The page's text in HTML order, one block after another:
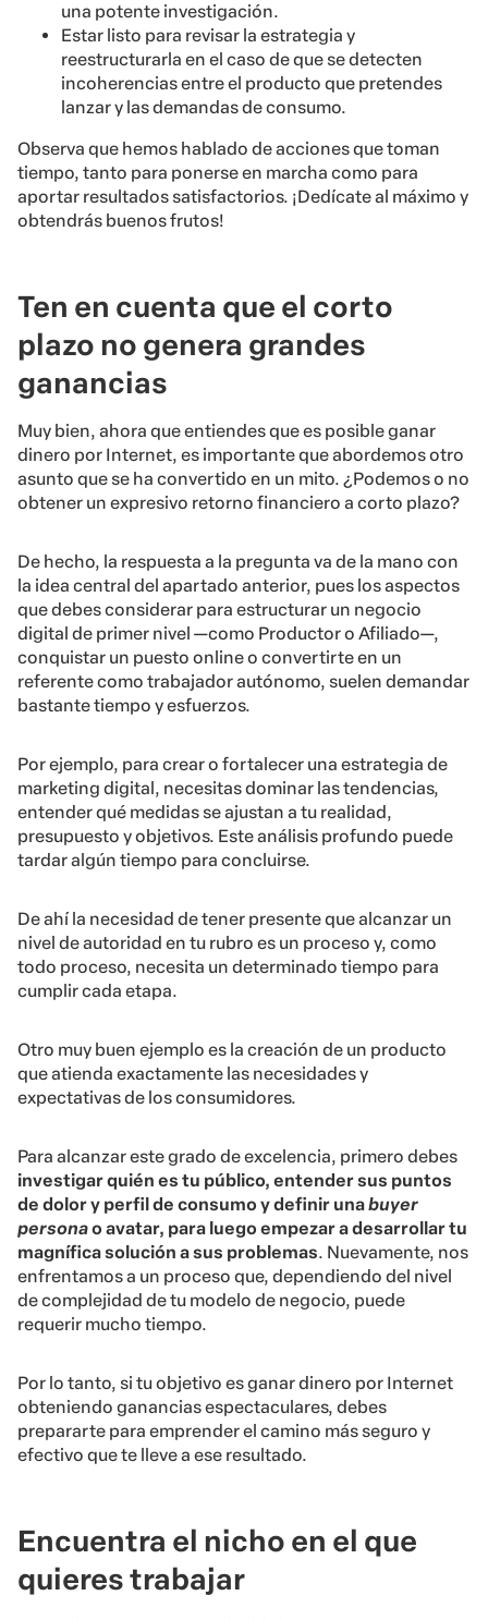
una potente investigación.
Estar listo para revisar la estrategia y
reestructurarla en el caso de que se detecten
incoherencias entre el producto que pretendes
lanzar y las demandas de consumo.
Observa que hemos hablado de acciones que toman
tiempo, tanto para ponerse en marcha como para
aportar resultados satisfactorios. ¡Dedícate al máximo y
obtendrás buenos frutos!
Ten en cuenta que el corto
plazo no genera grandes
ganancias
Muy bien, ahora que entiendes que es posible ganar
dinero por Internet, es importante que abordemos otro
asunto que se ha convertido en un mito. ¿Podemos o no
obtener un expresivo retorno financiero a corto plazo?
De hecho, la respuesta a la pregunta va de la mano con
la idea central del apartado anterior, pues los aspectos
que debes considerar para estructurar un negocio
digital de primer nivel —como Productor o Afiliado—,
conquistar un puesto online o convertirte en un
referente como trabajador autónomo, suelen demandar
bastante tiempo y esfuerzos.
Por ejemplo, para crear o fortalecer una estrategia de
marketing digital, necesitas dominar las tendencias,
entender qué medidas se ajustan a tu realidad,
presupuesto y objetivos. Este análisis profundo puede
tardar algún tiempo para concluirse.
De ahí la necesidad de tener presente que alcanzar un
nivel de autoridad en tu rubro es un proceso y, como
todo proceso, necesita un determinado tiempo para
cumplir cada etapa.
Otro muy buen ejemplo es la creación de un producto
que atienda exactamente las necesidades y
expectativas de los consumidores.
Para alcanzar este grado de excelencia, primero debes
investigar quién es tu público, entender sus puntos
de dolor y perfil de consumo y definir unabuyer
personao avatar, para luego empezar a desarrollar tu
magnífica solución a sus problemas. Nuevamente, nos
enfrentamos a un proceso que, dependiendo del nivel
de complejidad de tu modelo de negocio, puede
requerir mucho tiempo.
Por lo tanto, si tu objetivo es ganar dinero por Internet
obteniendo ganancias espectaculares, debes
prepararte para emprender el camino más seguro y
efectivo que te lleve a ese resultado.
Encuentra el nicho en el que
quieres trabajar